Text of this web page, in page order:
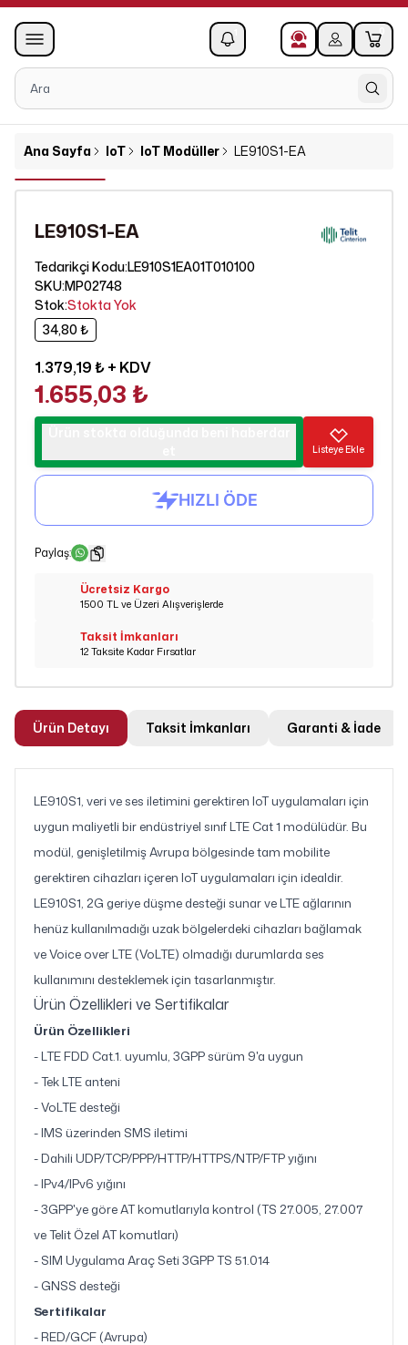
0
Ana Sayfa IoT IoT Modüller LE910S1-EA
LE910S1-EA
Tedarikçi Kodu:LE910S1EA01T010100
SKU:MP02748
Stok:Stokta Yok
34,80 ₺
1.379,19 ₺+ KDV
1.655,03 ₺
Listeye Ekle
Paylaş:
Ücretsiz Kargo
1500 TL ve Üzeri Alışverişlerde
Taksit İmkanları
12 Taksite Kadar Fırsatlar
Ürün Detayı Taksit İmkanları Garanti & İade
LE910S1, veri ve ses iletimini gerektiren IoT uygulamaları için
uygun maliyetli bir endüstriyel sınıf LTE Cat 1 modülüdür. Bu
modül, genişletilmiş Avrupa bölgesinde tam mobilite
gerektiren cihazları içeren IoT uygulamaları için idealdir.
LE910S1, 2G geriye düşme desteği sunar ve LTE ağlarının
henüz kullanılmadığı uzak bölgelerdeki cihazları bağlamak
ve Voice over LTE (VoLTE) olmadığı durumlarda ses
kullanımını desteklemek için tasarlanmıştır.
Ürün Özellikleri ve Sertifikalar
Ürün Özellikleri
- LTE FDD Cat.1. uyumlu, 3GPP sürüm 9'a uygun
- Tek LTE anteni
- VoLTE desteği
- IMS üzerinden SMS iletimi
- Dahili UDP/TCP/PPP/HTTP/HTTPS/NTP/FTP yığını
- IPv4/IPv6 yığını
- 3GPP'ye göre AT komutlarıyla kontrol (TS 27.005, 27.007
ve Telit Özel AT komutları)
- SIM Uygulama Araç Seti 3GPP TS 51.014
- GNSS desteği
Sertifikalar
- RED/GCF (Avrupa)